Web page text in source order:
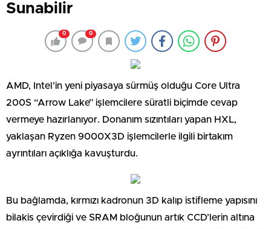
Sunabilir
0 0
AMD, Intel’in yeni piyasaya sürmüş olduğu Core Ultra
200S “Arrow Lake” işlemcilere süratli biçimde cevap
vermeye hazırlanıyor. Donanım sızıntıları yapan HXL,
yaklaşan Ryzen 9000X3D işlemcilerle ilgili birtakım
ayrıntıları açıklığa kavuşturdu.
Bu bağlamda, kırmızı kadronun 3D kalıp istifleme yapısını
bilakis çevirdiği ve SRAM bloğunun artık CCD’lerin altına